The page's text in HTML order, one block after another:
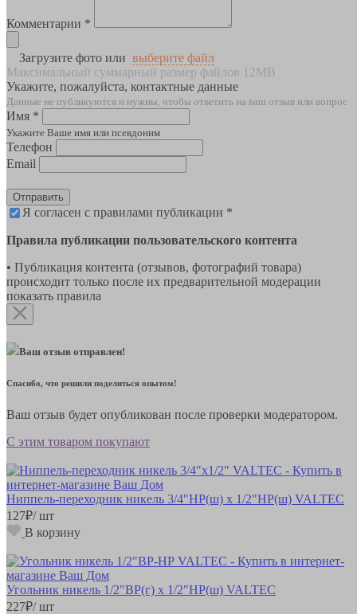
Комментарии *
Загрузите фото или выберите файл
Максимальный суммарный размер файлов 12MB
Укажите, пожалуйста, контактные данные
Данные не публикуются и нужны, чтобы ответить на ваш отзыв или вопрос
Имя *
Укажите Ваше имя или псевдоним
Телефон
Email
Отправить
Я согласен с правилами публикации *
Правила публикации пользовательского контента
• Публикация контента (отзывов, фотографий товара)
происходит только после их предварительной модерации
показать правила
Ваш отзыв отправлен!
Спасибо, что решили поделиться опытом!
Ваш отзыв будет опубликован после проверки модератором.
С этим товаром покупают
Ниппель-переходник никель 3/4"НР(ш) х 1/2"НР(ш) VALTEC
127₽/ шт
В корзину
Угольник никель 1/2"ВР(г) х 1/2"НР(ш) VALTEC
227₽/ шт